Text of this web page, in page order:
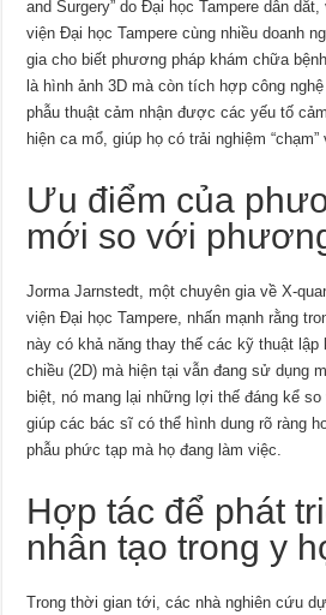
and Surgery” do Đại học Tampere dẫn
viện Đại học Tampere cùng nhiều doanh
gia cho biết phương pháp khám chữa
là hình ảnh 3D mà còn tích hợp công
phẫu thuật cảm nhận được các yếu tố
hiện ca mổ, giúp họ có trải nghiệm
Ưu điểm của
mới so với
Jorma Jarnstedt, một chuyên gia về X-
viện Đại học Tampere, nhấn mạnh rằng
này có khả năng thay thế các kỹ thuật lập
chiều (2D) mà hiện tại vẫn đang sử dụng
biệt, nó mang lại những lợi thế đáng kể
giúp các bác sĩ có thể hình dung rõ ràng
phẫu phức tạp mà họ đang làm việc.
Hợp tác để phát
nhân tạo trong y
Trong thời gian tới, các nhà nghiên cứu